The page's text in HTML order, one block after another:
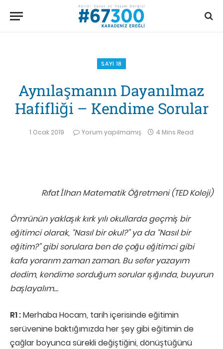
SAYI 18
Aynılaşmanın Dayanılmaz
Hafifliği – Kendime Sorular
1 Ocak 2019 Yorum yapılmamış 4 Mins Read
Rıfat İlhan Matematik Öğretmeni (TED Koleji)
Ömrünün yaklaşık kırk yılı okullarda geçmiş bir
eğitimci olarak, “Nasıl bir okul?” ya da “Nasıl bir
eğitim?” gibi sorulara ben de çoğu eğitimci gibi
kafa yorarım zaman zaman. Bu sefer yazayım
dedim, kendime sorduğum sorular ışığında, buyurun
başlayalım…
R1 :Merhaba Hocam, tarih içerisinde eğitimin
serüvenine baktığımızda her şey gibi eğitimin de
çağlar boyunca sürekli değiştiğini, dönüştüğünü